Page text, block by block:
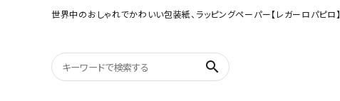
世界中のおしゃれでかわいい包装紙、ラッピングペーパー【レガーロパピロ】
search